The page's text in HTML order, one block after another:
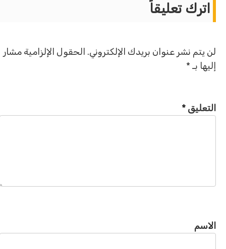
اترك تعليقاً
لن يتم نشر عنوان بريدك الإلكتروني. الحقول الإلزامية مشار
إليها بـ *
التعليق*
الاسم